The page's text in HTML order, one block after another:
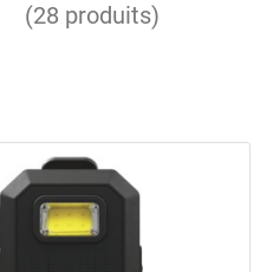
(28 produits)